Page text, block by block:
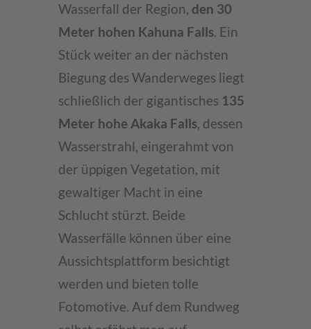
Wasserfall der Region, den 30
Meter hohen Kahuna Falls. Ein
Stück weiter an der nächsten
Biegung des Wanderweges liegt
schließlich der gigantisches 135
Meter hohe Akaka Falls, dessen
Wasserstrahl, eingerahmt von
der üppigen Vegetation, mit
gewaltiger Macht in eine
Schlucht stürzt. Beide
Wasserfälle können über eine
Aussichtsplattform besichtigt
werden und bieten tolle
Fotomotive. Auf dem Rundweg